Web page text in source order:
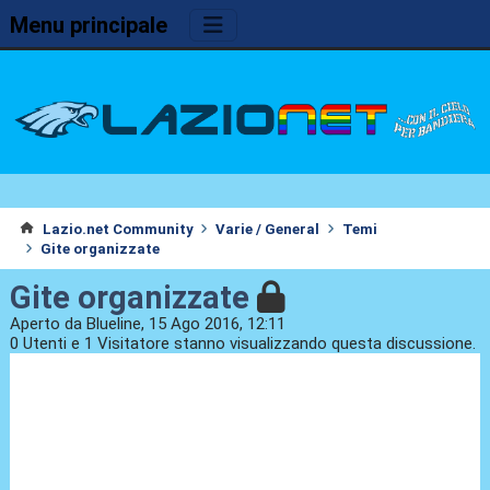
Menu principale
Lazio.net Community Varie / General
Temi
Gite organizzate
Gite organizzate
Aperto da Blueline, 15 Ago 2016, 12:11
0 Utenti e 1 Visitatore stanno visualizzando questa discussione.